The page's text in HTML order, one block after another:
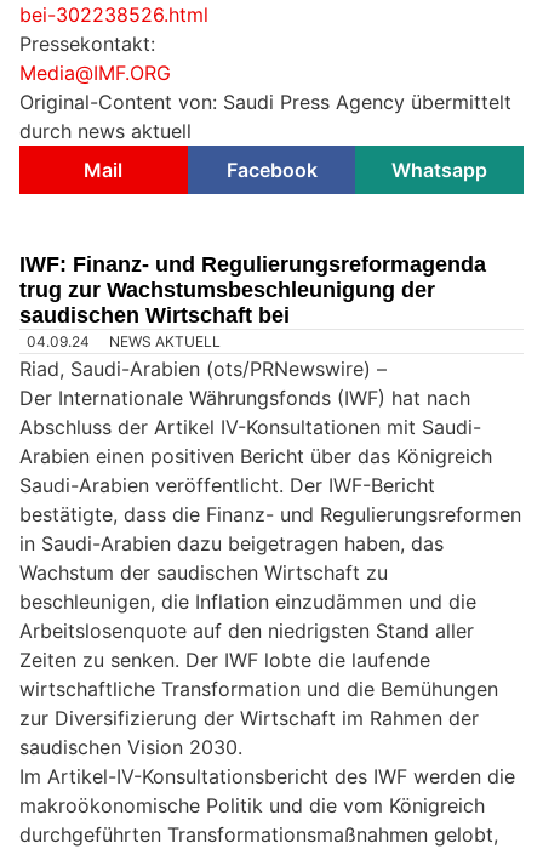
bei-302238526.html
Pressekontakt:
Media@IMF.ORG
Original-Content von: Saudi Press Agency übermittelt
durch news aktuell
Mail
Facebook Whatsapp
IWF: Finanz- und Regulierungsreformagenda
trug zur Wachstumsbeschleunigung der
saudischen Wirtschaft bei
04.09.24 NEWS AKTUELL
Riad, Saudi-Arabien (ots/PRNewswire) –
Der Internationale Währungsfonds (IWF) hat nach
Abschluss der Artikel IV-Konsultationen mit Saudi-
Arabien einen positiven Bericht über das Königreich
Saudi-Arabien veröffentlicht. Der IWF-Bericht
bestätigte, dass die Finanz- und Regulierungsreformen
in Saudi-Arabien dazu beigetragen haben, das
Wachstum der saudischen Wirtschaft zu
beschleunigen, die Inflation einzudämmen und die
Arbeitslosenquote auf den niedrigsten Stand aller
Zeiten zu senken. Der IWF lobte die laufende
wirtschaftliche Transformation und die Bemühungen
zur Diversifizierung der Wirtschaft im Rahmen der
saudischen Vision 2030.
Im Artikel-IV-Konsultationsbericht des IWF werden die
makroökonomische Politik und die vom Königreich
durchgeführten Transformationsmaßnahmen gelobt,